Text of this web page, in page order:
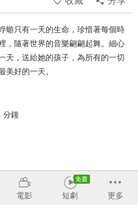
蝣只有一天的生命，珍惜著每個時
，隨著世界的音樂翩翩起舞。細心
天，送給她的孩子，為所有的一切
美好的一天。
分鐘
電影 短劇 更多